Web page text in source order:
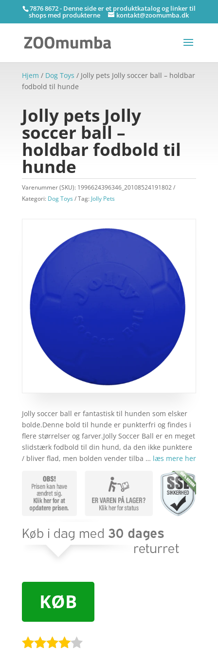
7876 8672 - Denne side er et produktkatalog og linker til
shops med produkterne kontakt@zoomumba.dk
Hjem / Dog Toys / Jolly pets Jolly soccer ball – holdbar
fodbold til hunde
Jolly pets Jolly
soccer ball –
holdbar fodbold til
hunde
Varenummer (SKU): 1996624396346_20108524191802
Kategori: Dog Toys Tag: Jolly Pets
Jolly soccer ball er fantastisk til hunden som elsker
bolde.Denne bold til hunde er punkterfri og findes i
flere størrelser og farver.Jolly Soccer Ball er en meget
slidstærk fodbold til din hund, da den ikke punktere
/ bliver flad, men bolden vender tilba … læs mere her
KØB